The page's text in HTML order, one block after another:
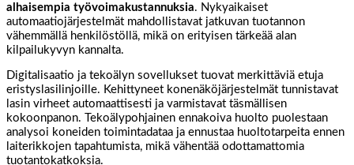
alhaisempia työvoimakustannuksia. Nykyaikaiset
automaatiojärjestelmät mahdollistavat jatkuvan tuotannon
vähemmällä henkilöstöllä, mikä on erityisen tärkeää alan
kilpailukyvyn kannalta.
Digitalisaatio ja tekoälyn sovellukset tuovat merkittäviä etuja
eristyslasilinjoille. Kehittyneet konenäköjärjestelmät tunnistavat
lasin virheet automaattisesti ja varmistavat täsmällisen
kokoonpanon. Tekoälypohjainen ennakoiva huolto puolestaan
analysoi koneiden toimintadataa ja ennustaa huoltotarpeita ennen
laiterikkojen tapahtumista, mikä vähentää odottamattomia
tuotantokatkoksia.